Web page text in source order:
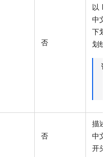
否
以
中文
下划
划线
说
否
描述
中文
开头